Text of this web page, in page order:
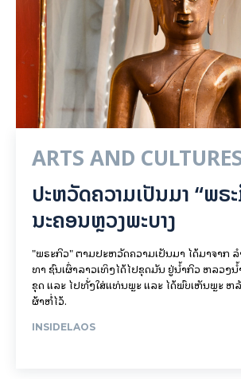
ARTS AND
ປະຫວັດຄວາມເປັນມາ “ພຣ
ນະຄອນຫຼວງພະບາງ
"ພຣະກິວ" ຕາມປະຫວັດຄວາມເປັນມາ ໄດ້ມາຈາກ
ທາ ຊົນເຜົ່າລາວເທິງໄດ້ໄປຂຸດມັນ ຢູ່ນ້ຳກິວ ຫລວງນ້
ຂຸດ ແລະ ໄປທັ່ງໃສ່ແທ່ນພຼະ ແລະ ໄດ້ພົບເຫັນພຼະ ຫ
ຜ້າຫໍ່ໄວ້.
INSIDELAOS